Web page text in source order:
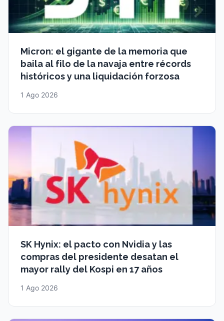
Micron: el gigante de la memoria que
baila al filo de la navaja entre récords
históricos y una liquidación forzosa
1 Ago 2026
SK Hynix: el pacto con Nvidia y las
compras del presidente desatan el
mayor rally del Kospi en 17 años
1 Ago 2026